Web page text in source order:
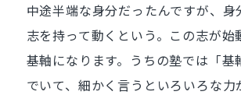
中途半端な身分だったんですが、身
志を持って動くという。この志が始
基軸になります。うちの塾では「基
でいて、細かく言うといろいろな力